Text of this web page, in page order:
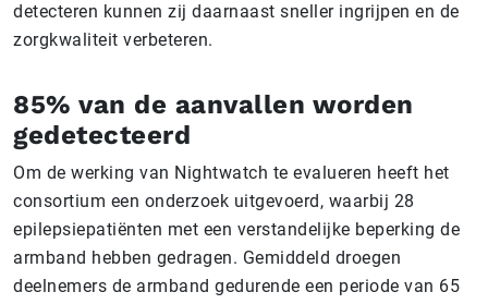
detecteren kunnen zij daarnaast sneller ingrijpen en de
zorgkwaliteit verbeteren.
85% van de aanvallen worden
gedetecteerd
Om de werking van Nightwatch te evalueren heeft het
consortium een onderzoek uitgevoerd, waarbij 28
epilepsiepatiënten met een verstandelijke beperking de
armband hebben gedragen. Gemiddeld droegen
deelnemers de armband gedurende een periode van 65